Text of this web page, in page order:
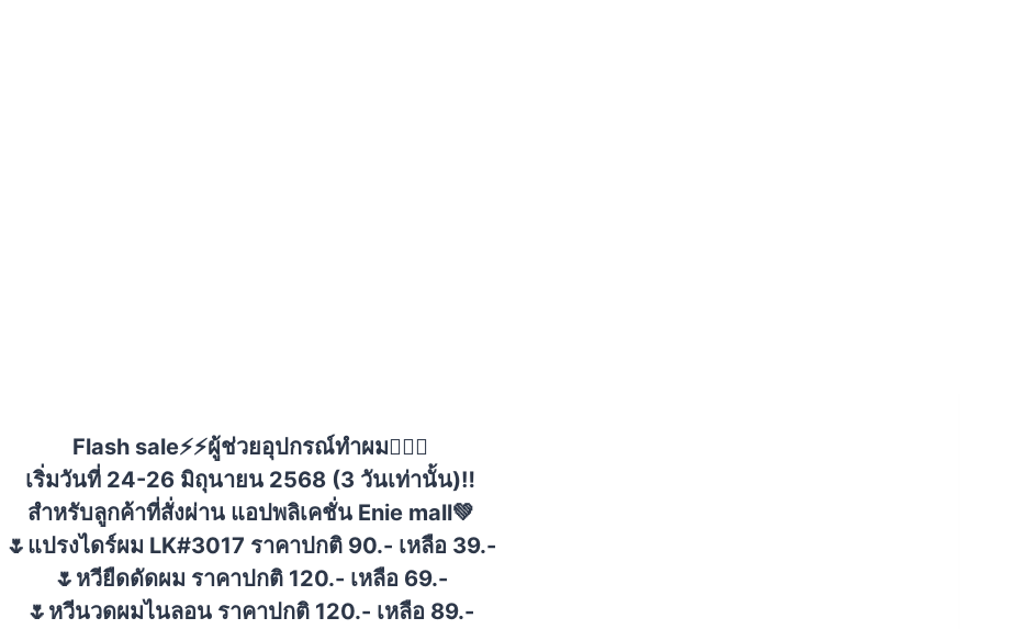
Flash sale⚡⚡ผู้ช่วยอุปกรณ์ทำผม💇🏻‍♀️
เริ่มวันที่ 24-26 มิถุนายน 2568 (3 วันเท่านั้น)‼️
สำหรับลูกค้าที่สั่งผ่าน แอปพลิเคชั่น Enie mall💚
🌷แปรงไดร์ผม LK#3017 ราคาปกติ 90.- เหลือ 39.-
🌷หวียืดดัดผม ราคาปกติ 120.- เหลือ 69.-
🌷หวีนวดผมไนลอน ราคาปกติ 120.- เหลือ 89.-